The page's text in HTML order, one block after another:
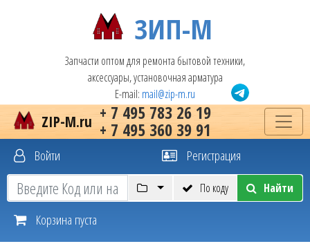
ЗИП-М
Запчасти оптом для ремонта бытовой техники,
аксессуары, установочная арматура
E-mail: mail@zip-m.ru
+ 7 495 783 26 19
+ 7 495 360 39 91
ZIP-M.ru
Войти Регистрация
По коду Найти
Корзина пуста